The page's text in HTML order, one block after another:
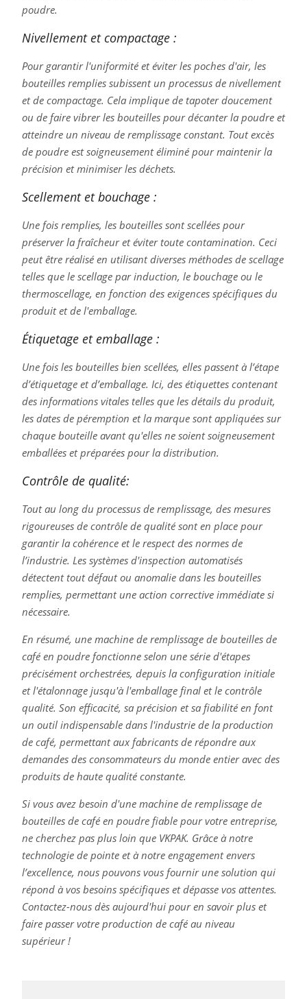
poudre.
Nivellement et compactage :
Pour garantir l'uniformité et éviter les poches d'air, les
bouteilles remplies subissent un processus de nivellement
et de compactage. Cela implique de tapoter doucement
ou de faire vibrer les bouteilles pour décanter la poudre et
atteindre un niveau de remplissage constant. Tout excès
de poudre est soigneusement éliminé pour maintenir la
précision et minimiser les déchets.
Scellement et bouchage :
Une fois remplies, les bouteilles sont scellées pour
préserver la fraîcheur et éviter toute contamination. Ceci
peut être réalisé en utilisant diverses méthodes de scellage
telles que le scellage par induction, le bouchage ou le
thermoscellage, en fonction des exigences spécifiques du
produit et de l'emballage.
Étiquetage et emballage :
Une fois les bouteilles bien scellées, elles passent à l’étape
d’étiquetage et d’emballage. Ici, des étiquettes contenant
des informations vitales telles que les détails du produit,
les dates de péremption et la marque sont appliquées sur
chaque bouteille avant qu'elles ne soient soigneusement
emballées et préparées pour la distribution.
Contrôle de qualité:
Tout au long du processus de remplissage, des mesures
rigoureuses de contrôle de qualité sont en place pour
garantir la cohérence et le respect des normes de
l’industrie. Les systèmes d'inspection automatisés
détectent tout défaut ou anomalie dans les bouteilles
remplies, permettant une action corrective immédiate si
nécessaire.
En résumé, une machine de remplissage de bouteilles de
café en poudre fonctionne selon une série d'étapes
précisément orchestrées, depuis la configuration initiale
et l'étalonnage jusqu'à l'emballage final et le contrôle
qualité. Son efficacité, sa précision et sa fiabilité en font
un outil indispensable dans l'industrie de la production
de café, permettant aux fabricants de répondre aux
demandes des consommateurs du monde entier avec des
produits de haute qualité constante.
Si vous avez besoin d'une machine de remplissage de
bouteilles de café en poudre fiable pour votre entreprise,
ne cherchez pas plus loin que VKPAK. Grâce à notre
technologie de pointe et à notre engagement envers
l’excellence, nous pouvons vous fournir une solution qui
répond à vos besoins spécifiques et dépasse vos attentes.
Contactez-nous dès aujourd'hui pour en savoir plus et
faire passer votre production de café au niveau
supérieur !